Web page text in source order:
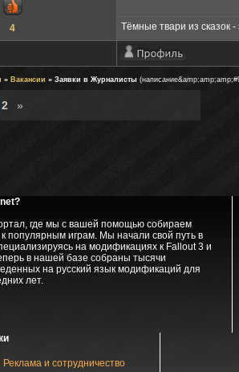
4 Тёмные твари из сказок
» Вакансии » Заявки в Журналисты
2 »
где мы с вашей помощью собираем
популярным играм. Мы начали свой путь в
на модификациях к Fallout 3 и
в нашей базе собраны тысячи
на русский язык модификаций для
лет.
Реклама и сотрудничество